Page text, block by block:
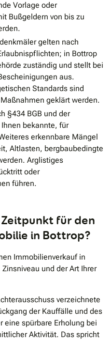
Vorlage oder
Bußgeldern von bis zu
gelten nach
in Bottrop
zuständig und stellt bei
aus.
Standards sind
geklärt werden.
§434 BGB und der
bekannte, für
erkennbare Mängel
Altlasten, bergbaubedingte
Arglistiges
oder
führen.
für den
in Bottrop?
Immobilienverkauf in
und der Art Ihrer
verzeichnete
der Kauffälle und des
eine spürbare Erholung bei
Aktivität. Das spricht